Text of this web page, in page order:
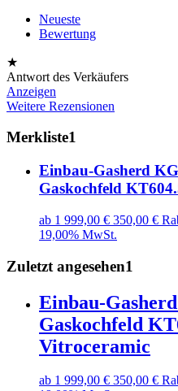
Neueste
Bewertung
★
Antwort des Verkäufers
Anzeigen
Weitere Rezensionen
Merkliste1
Einbau-Gasherd
Gaskochfeld
ab 1 999,00 € 350,00 €
19,00% MwSt.
Zuletzt angesehen1
Einbau-
Gaskochfeld
Vitroceramic
ab 1 999,00 € 350,00 €